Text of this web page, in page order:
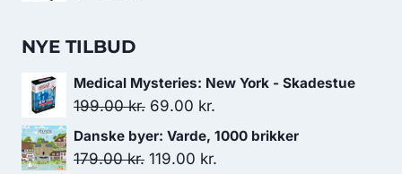
NYE TILBUD
Medical Mysteries: New York - Skadestue
199.00kr. Den
oprindelige
pris
69.00 kr.
aktuelle
Danske byer: Varde, 1000 brikker
179.00kr. Den
119.00 kr.